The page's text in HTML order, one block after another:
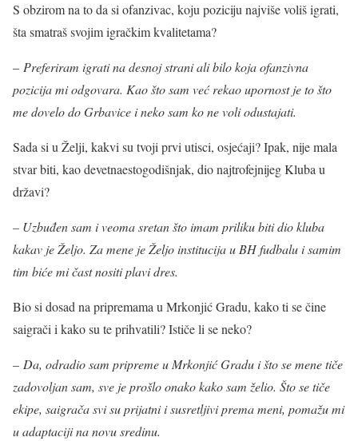
S obzirom na to da si ofanzivac, koju poziciju najviše voliš igrati,
šta smatraš svojim igračkim kvalitetama?
– Preferiram igrati na desnoj strani ali bilo koja ofanzivna
pozicija mi odgovara. Kao što sam već rekao upornost je to što
me dovelo do Grbavice i neko sam ko ne voli odustajati.
Sada si u Želji, kakvi su tvoji prvi utisci, osjećaji? Ipak, nije mala
stvar biti, kao devetnaestogodišnjak, dio najtrofejnijeg Kluba u
državi?
– Uzbuđen sam i veoma sretan što imam priliku biti dio kluba
kakav je Željo. Za mene je Željo institucija u BH fudbalu i samim
tim biće mi čast nositi plavi dres.
Bio si dosad na pripremama u Mrkonjić Gradu, kako ti se čine
saigrači i kako su te prihvatili? Ističe li se neko?
– Da, odradio sam pripreme u Mrkonjić Gradu i što se mene tiče
zadovoljan sam, sve je prošlo onako kako sam želio. Što se tiče
ekipe, saigrača svi su prijatni i susretljivi prema meni, pomažu mi
u adaptaciji na novu sredinu.